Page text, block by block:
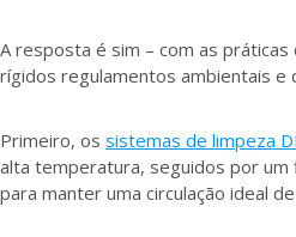
A resposta é sim – com as
rígidos regulamentos ambientais e
Primeiro, os sistemas de limpeza
alta temperatura, seguidos por um
para manter uma circulação ideal